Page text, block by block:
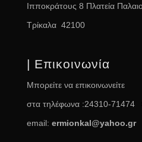
Ιπποκράτους 8 Πλατεία
Τρίκαλα 42100
| Επικοινωνία
Μπορείτε να επικοινωνείτε
στα τηλέφωνα :24310-71474
email: ermionkal@yahoo.gr